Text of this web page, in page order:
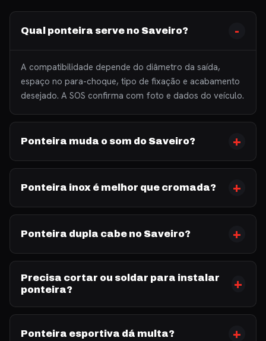
Qual ponteira serve no Saveiro?
A compatibilidade depende do diâmetro da saída,
espaço no para-choque, tipo de fixação e acabamento
desejado. A SOS confirma com foto e dados do veículo.
Ponteira muda o som do Saveiro?
Ponteira inox é melhor que cromada?
Ponteira dupla cabe no Saveiro?
Precisa cortar ou soldar para instalar
ponteira?
Ponteira esportiva dá multa?